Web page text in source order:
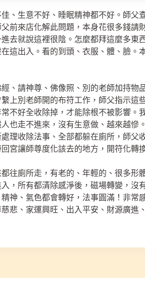
、生意不好、睡眠精神都不好。師父
前來店化解此問題，本身花很多錢請
去就說這裡很陰。怎麼都拜這麼多東
這出入。看的到頭、衣服、體、臉。
、請神尊、佛像照、別的老師加持物
上別老師開的布符工作，師父指示這
不好全收除掉，才能除根不被影響。
也走不進來，沒有生意做、越來越慘
理收除法事、全部都躲在廁所，師父
宮讓師尊度化該去的地方，開符化轉
往廁所走，有老的、年輕的、很多形
，所有都清除感淨後，磁場轉變，沒
神、氣色都會轉好，法事圓滿！非常
悲、家運興旺、出入平安、財源廣進